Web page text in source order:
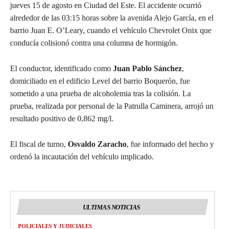
jueves 15 de agosto en Ciudad del Este. El accidente ocurrió
alrededor de las 03:15 horas sobre la avenida Alejo García, en el
barrio Juan E. O’Leary, cuando el vehículo Chevrolet Onix que
conducía colisionó contra una columna de hormigón.
El conductor, identificado como Juan Pablo Sánchez,
domiciliado en el edificio Level del barrio Boquerón, fue
sometido a una prueba de alcoholemia tras la colisión. La
prueba, realizada por personal de la Patrulla Caminera, arrojó un
resultado positivo de 0,862 mg/l.
El fiscal de turno, Osvaldo Zaracho, fue informado del hecho y
ordenó la incautación del vehículo implicado.
ULTIMAS NOTICIAS
POLICIALES Y JUDICIALES